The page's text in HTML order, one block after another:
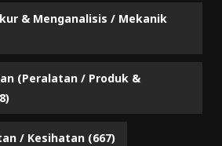
& Menganalisis / Mekanik
(Peralatan / Produk &
/ Kesihatan (667)